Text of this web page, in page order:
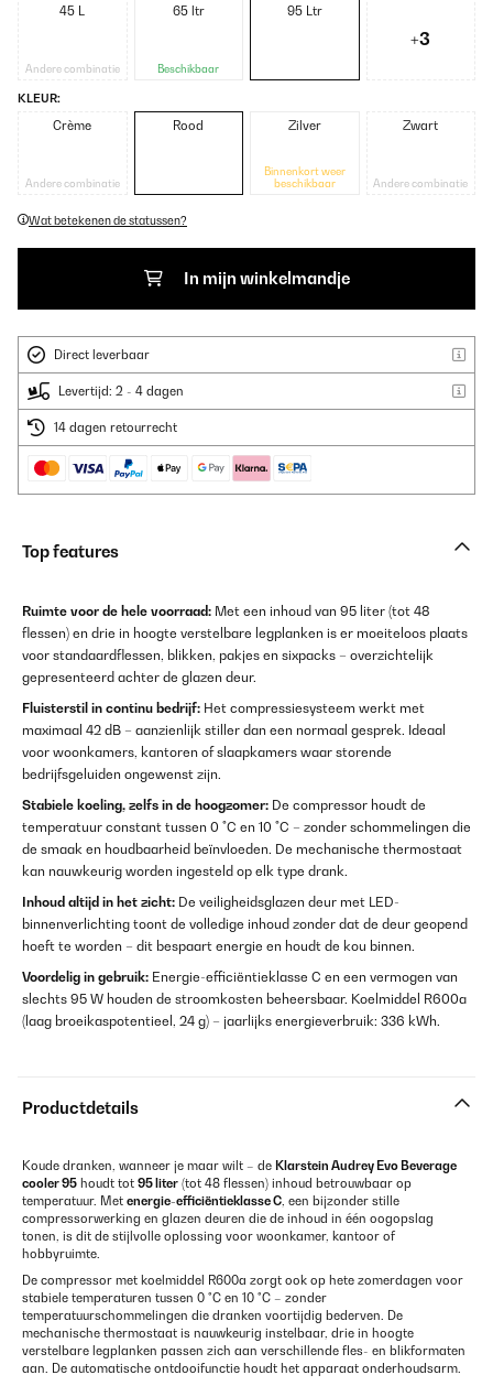
45 L
Andere combinatie
65 ltr
Beschikbaar
95 Ltr
+3
KLEUR:
Crème
Andere combinatie
Rood Zilver
Binnenkort weer
beschikbaar
Zwart
Andere combinatie
Wat betekenen de statussen?
In mijn winkelmandje
Direct leverbaar
Levertijd: 2 - 4 dagen
14 dagen retourrecht
Top features
Ruimte voor de hele voorraad: Met een inhoud van 95 liter (tot 48
flessen) en drie in hoogte verstelbare legplanken is er moeiteloos plaats
voor standaardflessen, blikken, pakjes en sixpacks – overzichtelijk
gepresenteerd achter de glazen deur.
Fluisterstil in continu bedrijf: Het compressiesysteem werkt met
maximaal 42 dB – aanzienlijk stiller dan een normaal gesprek. Ideaal
voor woonkamers, kantoren of slaapkamers waar storende
bedrijfsgeluiden ongewenst zijn.
Stabiele koeling, zelfs in de hoogzomer: De compressor houdt de
temperatuur constant tussen 0 °C en 10 °C – zonder schommelingen die
de smaak en houdbaarheid beïnvloeden. De mechanische thermostaat
kan nauwkeurig worden ingesteld op elk type drank.
Inhoud altijd in het zicht: De veiligheidsglazen deur met LED-
binnenverlichting toont de volledige inhoud zonder dat de deur geopend
hoeft te worden – dit bespaart energie en houdt de kou binnen.
Voordelig in gebruik: Energie-efficiëntieklasse C en een vermogen van
slechts 95 W houden de stroomkosten beheersbaar. Koelmiddel R600a
(laag broeikaspotentieel, 24 g) – jaarlijks energieverbruik: 336 kWh.
Productdetails
Koude dranken, wanneer je maar wilt – de Klarstein Audrey Evo Beverage
cooler 95 houdt tot 95 liter (tot 48 flessen) inhoud betrouwbaar op
temperatuur. Met energie-efficiëntieklasse C, een bijzonder stille
compressorwerking en glazen deuren die de inhoud in één oogopslag
tonen, is dit de stijlvolle oplossing voor woonkamer, kantoor of
hobbyruimte.
De compressor met koelmiddel R600a zorgt ook op hete zomerdagen voor
stabiele temperaturen tussen 0 °C en 10 °C – zonder
temperatuurschommelingen die dranken voortijdig bederven. De
mechanische thermostaat is nauwkeurig instelbaar, drie in hoogte
verstelbare legplanken passen zich aan verschillende fles- en blikformaten
aan. De automatische ontdooifunctie houdt het apparaat onderhoudsarm.